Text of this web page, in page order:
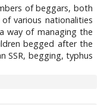
of beggars, both
various nationalities
way of managing the
begged after the
SSR, begging, typhus